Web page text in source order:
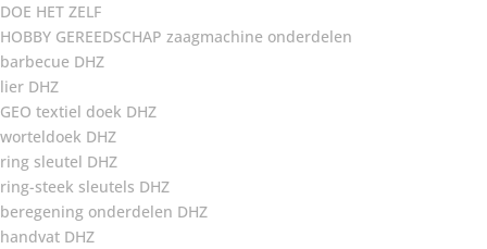
DOE HET ZELF
HOBBY GEREEDSCHAP zaagmachine onderdelen
barbecue DHZ
lier DHZ
GEO textiel doek DHZ
worteldoek DHZ
ring sleutel DHZ
ring-steek sleutels DHZ
beregening onderdelen DHZ
handvat DHZ